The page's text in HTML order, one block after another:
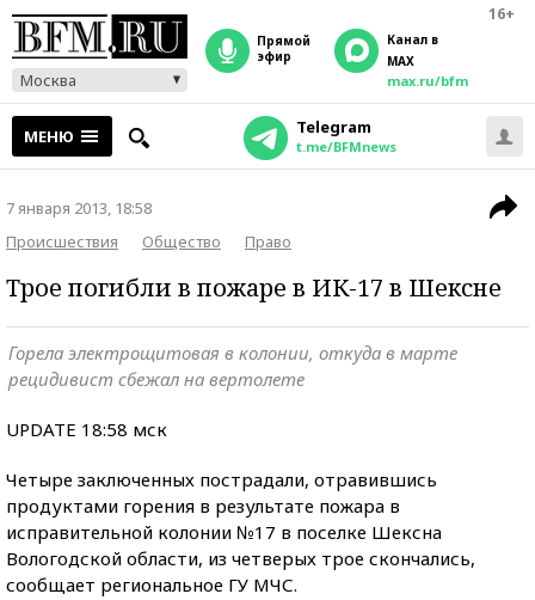
16+
Москва
прямой
эфир
Канал в
MAX
max.ru/bfm
МЕНЮ Telegram
t.me/BFMnews
7 января 2013, 18:58
Происшествия
Общество Право
Трое погибли в пожаре в ИК-17 в Шексне
Горела электрощитовая в колонии, откуда в марте
рецидивист сбежал на вертолете
UPDATE 18:58 мск
Четыре заключенных пострадали, отравившись
продуктами горения в результате пожара в
исправительной колонии №17 в поселке Шексна
Вологодской области, из четверых трое скончались,
сообщает региональное ГУ МЧС.